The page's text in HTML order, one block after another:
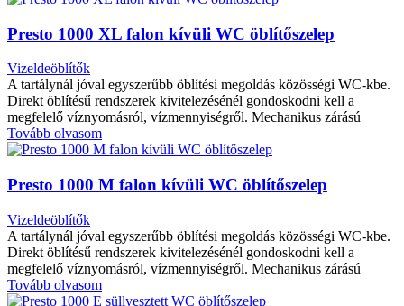
Presto 1000 XL falon kívüli WC öblítőszelep
Vizeldeöblítők
A tartálynál jóval egyszerűbb öblítési megoldás közösségi WC-kbe.
Direkt öblítésű rendszerek kivitelezésénél gondoskodni kell a
megfelelő víznyomásról, vízmennyiségről. Mechanikus zárású
Tovább olvasom
Presto 1000 M falon kívüli WC öblítőszelep
Vizeldeöblítők
A tartálynál jóval egyszerűbb öblítési megoldás közösségi WC-kbe.
Direkt öblítésű rendszerek kivitelezésénél gondoskodni kell a
megfelelő víznyomásról, vízmennyiségről. Mechanikus zárású
Tovább olvasom